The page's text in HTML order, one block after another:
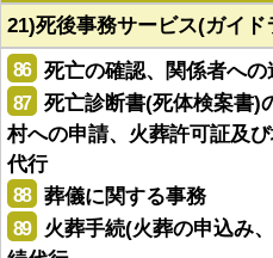
21)死後事務サービス(ガイド
86 死亡の確認、関係者への
87
死亡診断書(死体検案書)
村への申請、火葬許可証及
代行
88 葬儀に関する事務
89
火葬手続(火葬の申込み